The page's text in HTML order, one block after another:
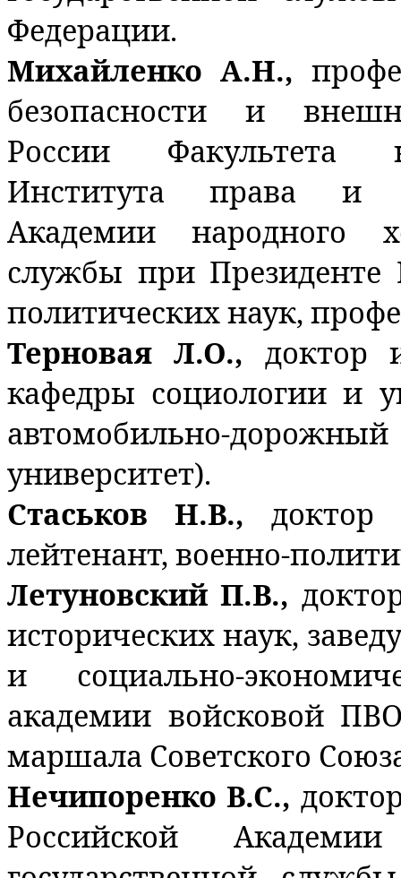
Федерации.
Михайленко А.Н.,
безопасности и
России Факультета
Института права и
Академии народного
службы при Президенте
политических наук,
Терновая Л.О., доктор
кафедры социологии и
автомобильно-дорожный
университет).
Стаськов Н.В., доктор
лейтенант, военно-
Летуновский П.В.,
исторических наук,
и социально-
академии войсковой
маршала Советского
Нечипоренко В.С.,
Российской